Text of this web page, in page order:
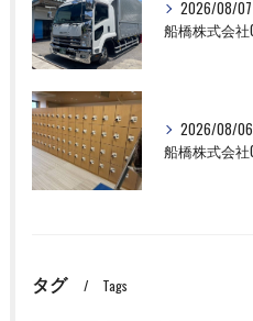
2026/08/07
2026/08/06
タグ Tags